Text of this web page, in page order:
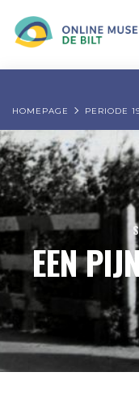
HOMEPAGE PERIODE
EEN